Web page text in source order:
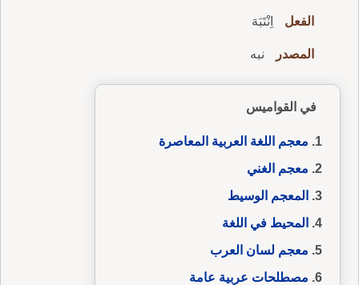
الفعل اِنْتَبَهَ
المصدر نبه
في القواميس
معجم اللغة العربية المعاصرة
معجم الغني
المعجم الوسيط
المحيط في اللغة
معجم لسان العرب
مصطلحات عربية عامة